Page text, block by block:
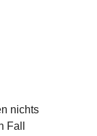
nichts
Fall